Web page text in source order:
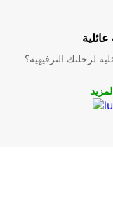
لرحلتك الترفيهية؟